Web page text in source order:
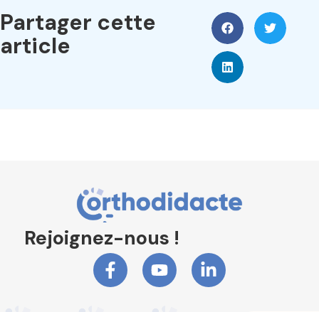
Partager cette
article
Rejoignez-nous !